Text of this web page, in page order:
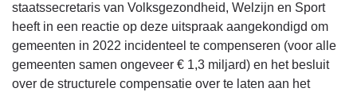
staatssecretaris van Volksgezondheid, Welzijn en Sport
heeft in een reactie op deze uitspraak aangekondigd om
gemeenten in 2022 incidenteel te compenseren (voor alle
gemeenten samen ongeveer € 1,3 miljard) en het besluit
over de structurele compensatie over te laten aan het